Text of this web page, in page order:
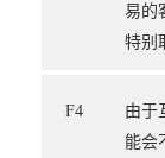
易的
特别
F4
由于
能会